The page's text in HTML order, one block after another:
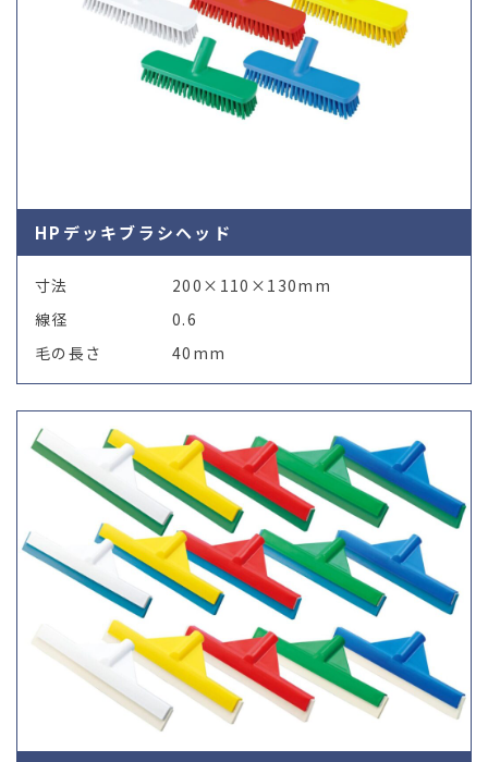
HPデッキブラシヘッド
寸法
200×110×130mm
線径
0.6
毛の長さ
40mm